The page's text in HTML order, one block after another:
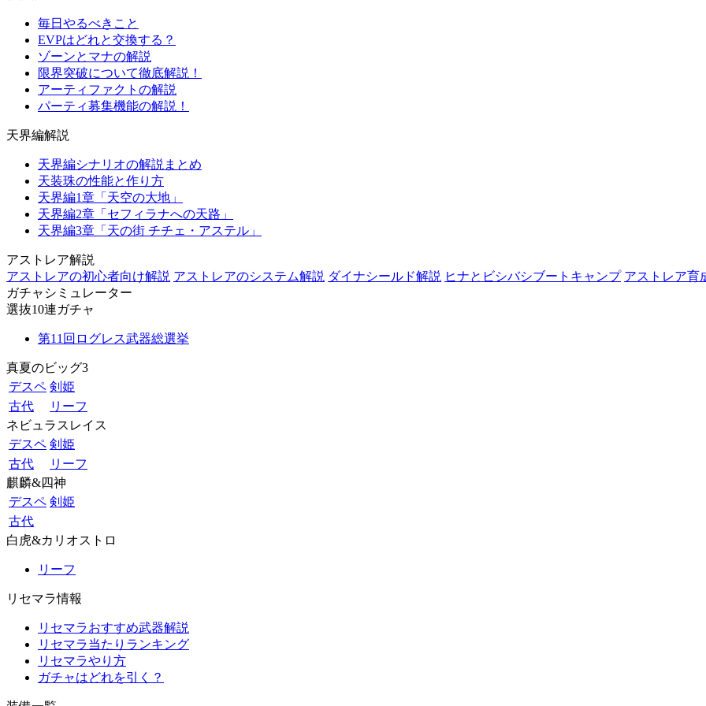
毎日やるべきこと
EVPはどれと交換する？
ゾーンとマナの解説
限界突破について徹底解説！
アーティファクトの解説
パーティ募集機能の解説！
天界編解説
天界編シナリオの解説まとめ
天装珠の性能と作り方
天界編1章「天空の大地」
天界編2章「セフィラナへの天路」
天界編3章「天の街 チチェ・アステル」
アストレア解説
アストレアの初心者向け解説 アストレアのシステム解説 ダイナシールド解説 ヒナとビシバシブートキャンプ アストレア育
ガチャシミュレーター
選抜10連ガチャ
第11回ログレス武器総選挙
真夏のビッグ3
デスペ 剣姫
古代
リーフ
ネビュラスレイス
デスペ 剣姫
古代
リーフ
麒麟&四神
デスペ 剣姫
古代
白虎&カリオストロ
リーフ
リセマラ情報
リセマラおすすめ武器解説
リセマラ当たりランキング
リセマラやり方
ガチャはどれを引く？